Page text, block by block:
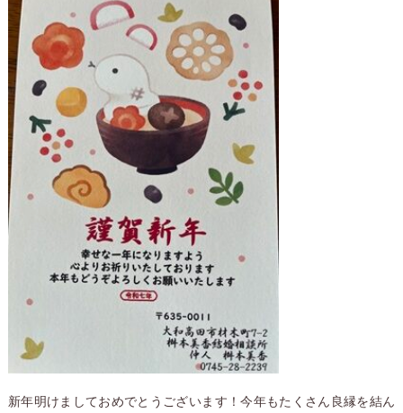
新年明けましておめでとうございます！今年もたくさん良縁を結ん